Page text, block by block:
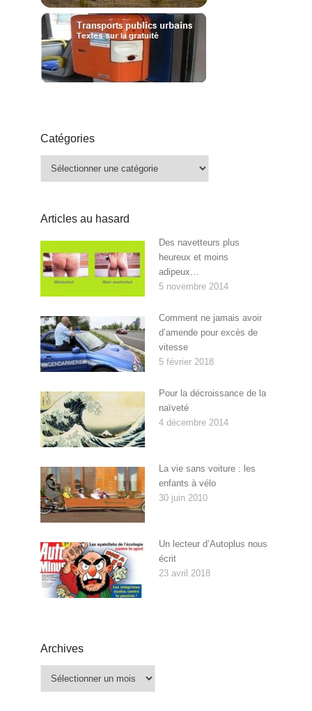
Catégories
Catégories
Articles au hasard
Des navetteurs plus
heureux et moins
adipeux…
5 novembre 2014
Comment ne jamais avoir
d’amende pour excès de
vitesse
5 février 2018
Pour la décroissance de la
naïveté
4 décembre 2014
La vie sans voiture : les
enfants à vélo
30 juin 2010
Un lecteur d’Autoplus nous
écrit
23 avril 2018
Archives
Archives